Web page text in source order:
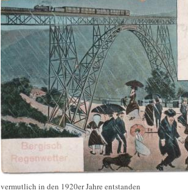
vermutlich in den 1920er Jahre entstanden